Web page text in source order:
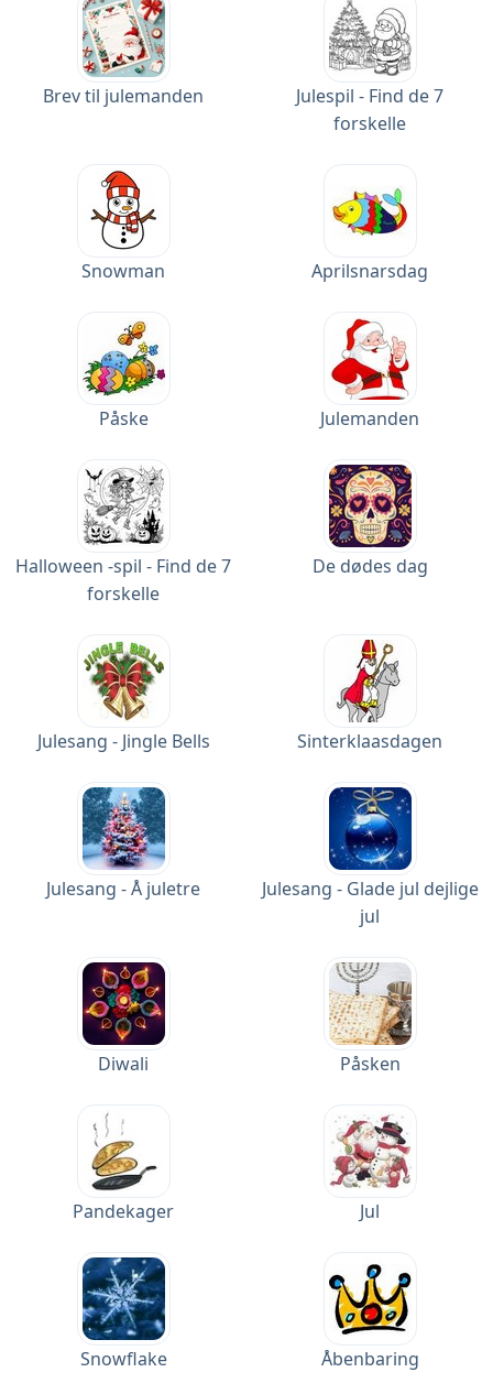
Brev til julemanden
Julespil - Find de 7
forskelle
Snowman Aprilsnarsdag
Påske Julemanden
Halloween -spil - Find de 7
forskelle
De dødes dag
Julesang - Jingle Bells Sinterklaasdagen
Julesang - Å juletre
Julesang - Glade jul dejlige
jul
Diwali Påsken
Pandekager Jul
Snowflake Åbenbaring